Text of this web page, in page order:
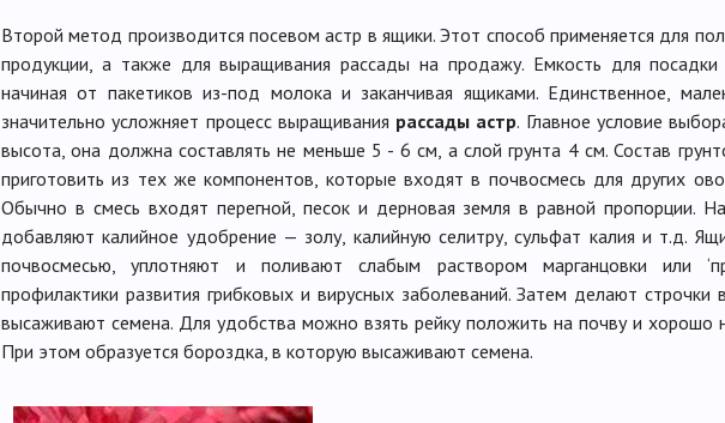
Второй метод производится посевом астр в ящики. Этот способ применяется для
продукции, а также для выращивания рассады на продажу. Емкость для
начиная от пакетиков из-под молока и заканчивая ящиками. Единственное,
значительно усложняет процесс выращивания рассады астр. Главное условие
высота, она должна составлять не меньше 5 - 6 см, а слой грунта 4 см. Состав
приготовить из тех же компонентов, которые входят в почвосмесь для других
Обычно в смесь входят перегной, песок и дерновая земля в равной пропорции.
добавляют калийное удобрение — золу, калийную селитру, сульфат калия и т.д.
почвосмесью, уплотняют и поливают слабым раствором марганцовки или
профилактики развития грибковых и вирусных заболеваний. Затем делают строчки
высаживают семена. Для удобства можно взять рейку положить на почву и хорошо
При этом образуется бороздка, в которую высаживают семена.